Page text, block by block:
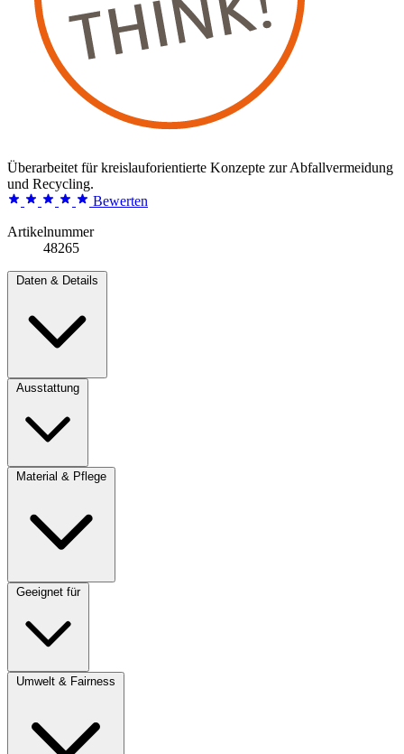
Überarbeitet für kreislauforientierte Konzepte zur Abfallvermeidung
und Recycling.
Bewerten
Artikelnummer
48265
Daten & Details
Ausstattung
Material & Pflege
Geeignet für
Umwelt & Fairness